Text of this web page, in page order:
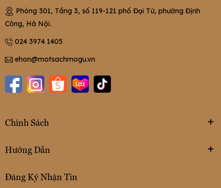
Phòng 301, Tầng 3, số 119-121 phố Đại Từ, phường Định
Công, Hà Nội.
024 3974 1405
ehon@motsachmogu.vn
Chính Sách
Hướng Dẫn
Đăng Ký Nhận Tin